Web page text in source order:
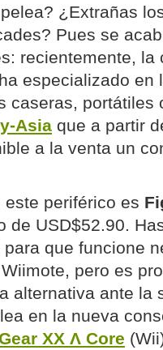
¿Extrañas
Pues se
recientemente, la
especializado en
caseras, portátiles
Asia que a partir
a la venta un
este periférico es
de USD$52.90.
que funcione
pero es
alternativa ante la
en la nueva
XX Λ Core